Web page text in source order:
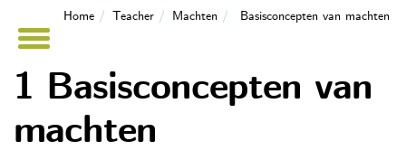
Home Teacher Machten Basisconcepten van machten
1 Basisconcepten van
machten